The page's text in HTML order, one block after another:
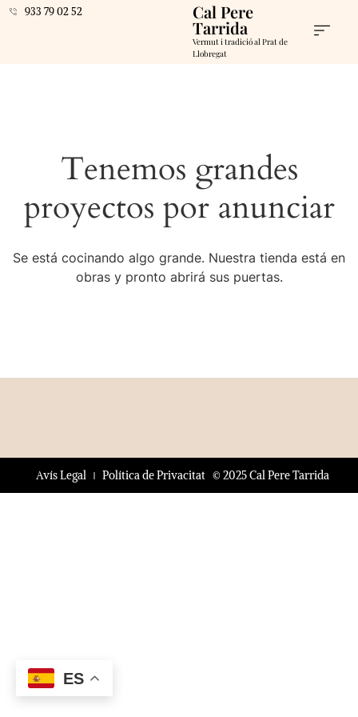
933 79 02 52 Cal Pere
Tarrida
Vermut i tradició al Prat de
Llobregat
Tenemos grandes
proyectos por anunciar
Se está cocinando algo grande. Nuestra tienda está en
obras y pronto abrirá sus puertas.
© 2025 Cal Pere Tarrida
Avís Legal Política de Privacitat
ES